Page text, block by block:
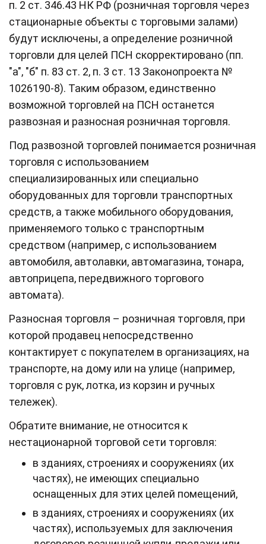
п. 2 ст. 346.43 НК РФ (розничная торговля через
стационарные объекты с торговыми залами)
будут исключены, а определение розничной
торговли для целей ПСН скорректировано (пп.
"а", "б" п. 83 ст. 2, п. 3 ст. 13 Законопроекта №
1026190-8). Таким образом, единственно
возможной торговлей на ПСН останется
развозная и разносная розничная торговля.
Под развозной торговлей понимается розничная
торговля с использованием
специализированных или специально
оборудованных для торговли транспортных
средств, а также мобильного оборудования,
применяемого только с транспортным
средством (например, с использованием
автомобиля, автолавки, автомагазина, тонара,
автоприцепа, передвижного торгового
автомата).
Разносная торговля – розничная торговля, при
которой продавец непосредственно
контактирует с покупателем в организациях, на
транспорте, на дому или на улице (например,
торговля с рук, лотка, из корзин и ручных
тележек).
Обратите внимание, не относится к
нестационарной торговой сети торговля:
в зданиях, строениях и сооружениях (их
частях), не имеющих специально
оснащенных для этих целей помещений,
в зданиях, строениях и сооружениях (их
частях), используемых для заключения